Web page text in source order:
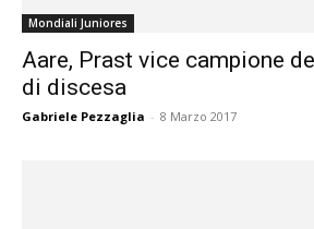
Mondiali Juniores
Aare, Prast vice campione
di discesa
Gabriele Pezzaglia - 8 Marzo 2017